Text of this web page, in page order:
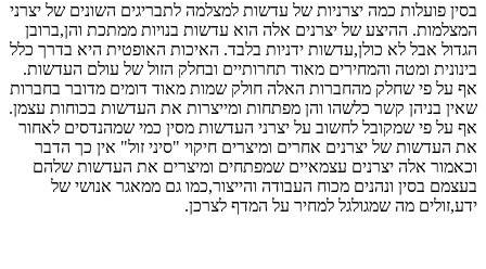
בסין פועלות כמה יצרניות של עדשות למצלמה לתבריגים השונים של יצרני
המצלמות. ההיצע של יצרנים אלה הוא עדשות בנויות ממתכת והן,ברובן
הגדול אבל לא כולן,עדשות ידניות בלבד. האיכות האופטית היא בדרך כלל
בינונית ומטה והמחירים מאוד תחרותיים ובחלק הזול של עולם העדשות.
אף על פי שחלק מהחברות האלה חולק שמות מאוד דומים מדובר בחברות
שאין בניהן קשר כלשהו והן מפתחות ומייצרות את העדשות בכוחות עצמן.
אף על פי שמקובל לחשוב על יצרני העדשות מסין כמי שמהנדסים לאחור
את העדשות של יצרנים אחרים ומיצרים חיקוי "סיני זול" אין כך הדבר
וכאמור אלה יצרנים עצמאיים שמפתחים ומיצרים את העדשות שלהם
בעצמם בסין ונהנים מכוח העבודה והייצור,כמו גם ממאגר אנושי של
ידע,זולים מה שמגולגל למחיר על המדף לצרכן.